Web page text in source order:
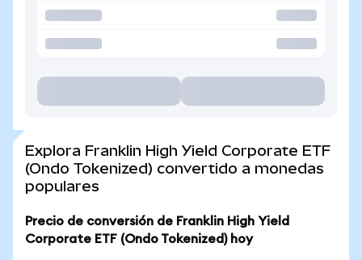
Explora Franklin High Yield Corporate ETF
(Ondo Tokenized) convertido a monedas
populares
Precio de conversión de Franklin High Yield
Corporate ETF (Ondo Tokenized) hoy